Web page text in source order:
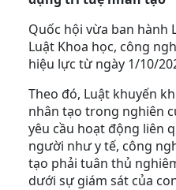
Quốc hội vừa ban hành
Luật Khoa học, công
hiệu lực từ ngày 1/10/
Theo đó, Luật khuyến
nhân tạo trong nghiên
yêu cầu hoạt động liên
người như y tế, công
tạo phải tuân thủ
dưới sự giám sát của